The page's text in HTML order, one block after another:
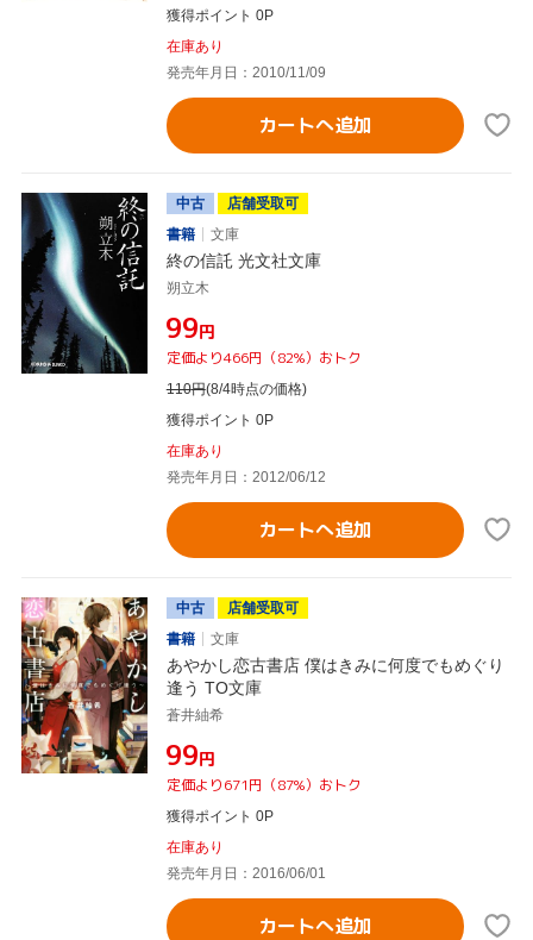
獲得ポイント 0P
在庫あり
発売年月日：2010/11/09
カートへ追加
中古
店舗受取可
書籍
文庫
終の信託 光文社文庫
朔立木
¥99円
定価より466円（82%）おトク
110円(8/4時点の価格)
獲得ポイント 0P
在庫あり
発売年月日：2012/06/12
カートへ追加
中古
店舗受取可
書籍
文庫
あやかし恋古書店 僕はきみに何度でもめぐり
逢う TO文庫
蒼井紬希
¥99円
定価より671円（87%）おトク
獲得ポイント 0P
在庫あり
発売年月日：2016/06/01
カートへ追加